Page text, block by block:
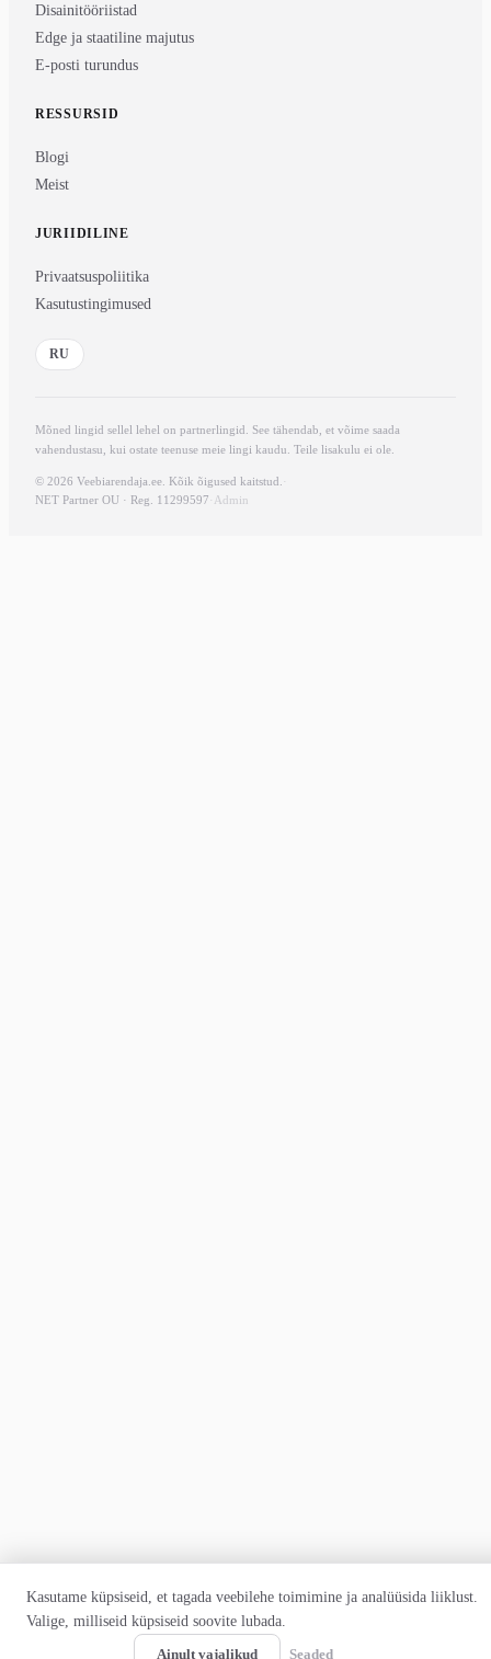
Disainitööriistad
Edge ja staatiline majutus
E-posti turundus
RESSURSID
Blogi
Meist
JURIIDILINE
Privaatsuspoliitika
Kasutustingimused
RU
Mõned lingid sellel lehel on partnerlingid. See tähendab, et võime saada
vahendustasu, kui ostate teenuse meie lingi kaudu. Teile lisakulu ei ole.
© 2026 Veebiarendaja.ee. Kõik õigused kaitstud. ·
NET Partner OU · Reg. 11299597· Admin
Kasutame küpsiseid, et tagada veebilehe toimimine ja analüüsida liiklust.
Valige, milliseid küpsiseid soovite lubada.
Ainult vajalikud Seaded